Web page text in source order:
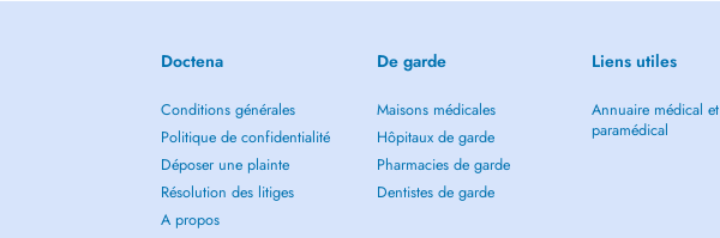
Doctena
Conditions générales
Politique de confidentialité
Déposer une plainte
Résolution des litiges
A propos
De garde
Maisons médicales
Hôpitaux de garde
Pharmacies de garde
Dentistes de garde
Liens utiles
Annuaire médical et
paramédical